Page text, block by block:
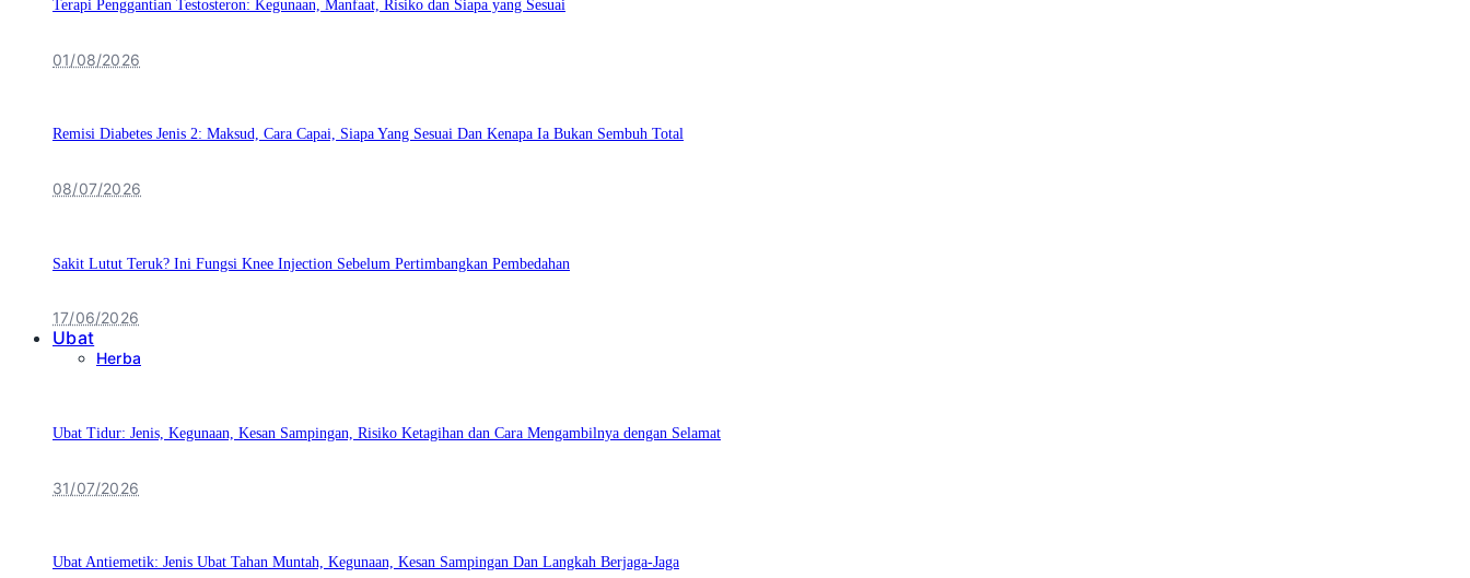
Terapi Penggantian Testosteron: Kegunaan, Manfaat, Risiko dan Siapa yang Sesuai
01/08/2026
Remisi Diabetes Jenis 2: Maksud, Cara Capai, Siapa Yang Sesuai Dan Kenapa Ia Bukan Sembuh Total
08/07/2026
Sakit Lutut Teruk? Ini Fungsi Knee Injection Sebelum Pertimbangkan Pembedahan
17/06/2026
Ubat
Herba
Ubat Tidur: Jenis, Kegunaan, Kesan Sampingan, Risiko Ketagihan dan Cara Mengambilnya dengan Selamat
31/07/2026
Ubat Antiemetik: Jenis Ubat Tahan Muntah, Kegunaan, Kesan Sampingan Dan Langkah Berjaga-Jaga